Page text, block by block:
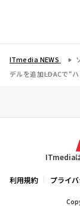
ITmedia NEWS
デルを追加――LDACで“
ITmedia
利用規約 プライ